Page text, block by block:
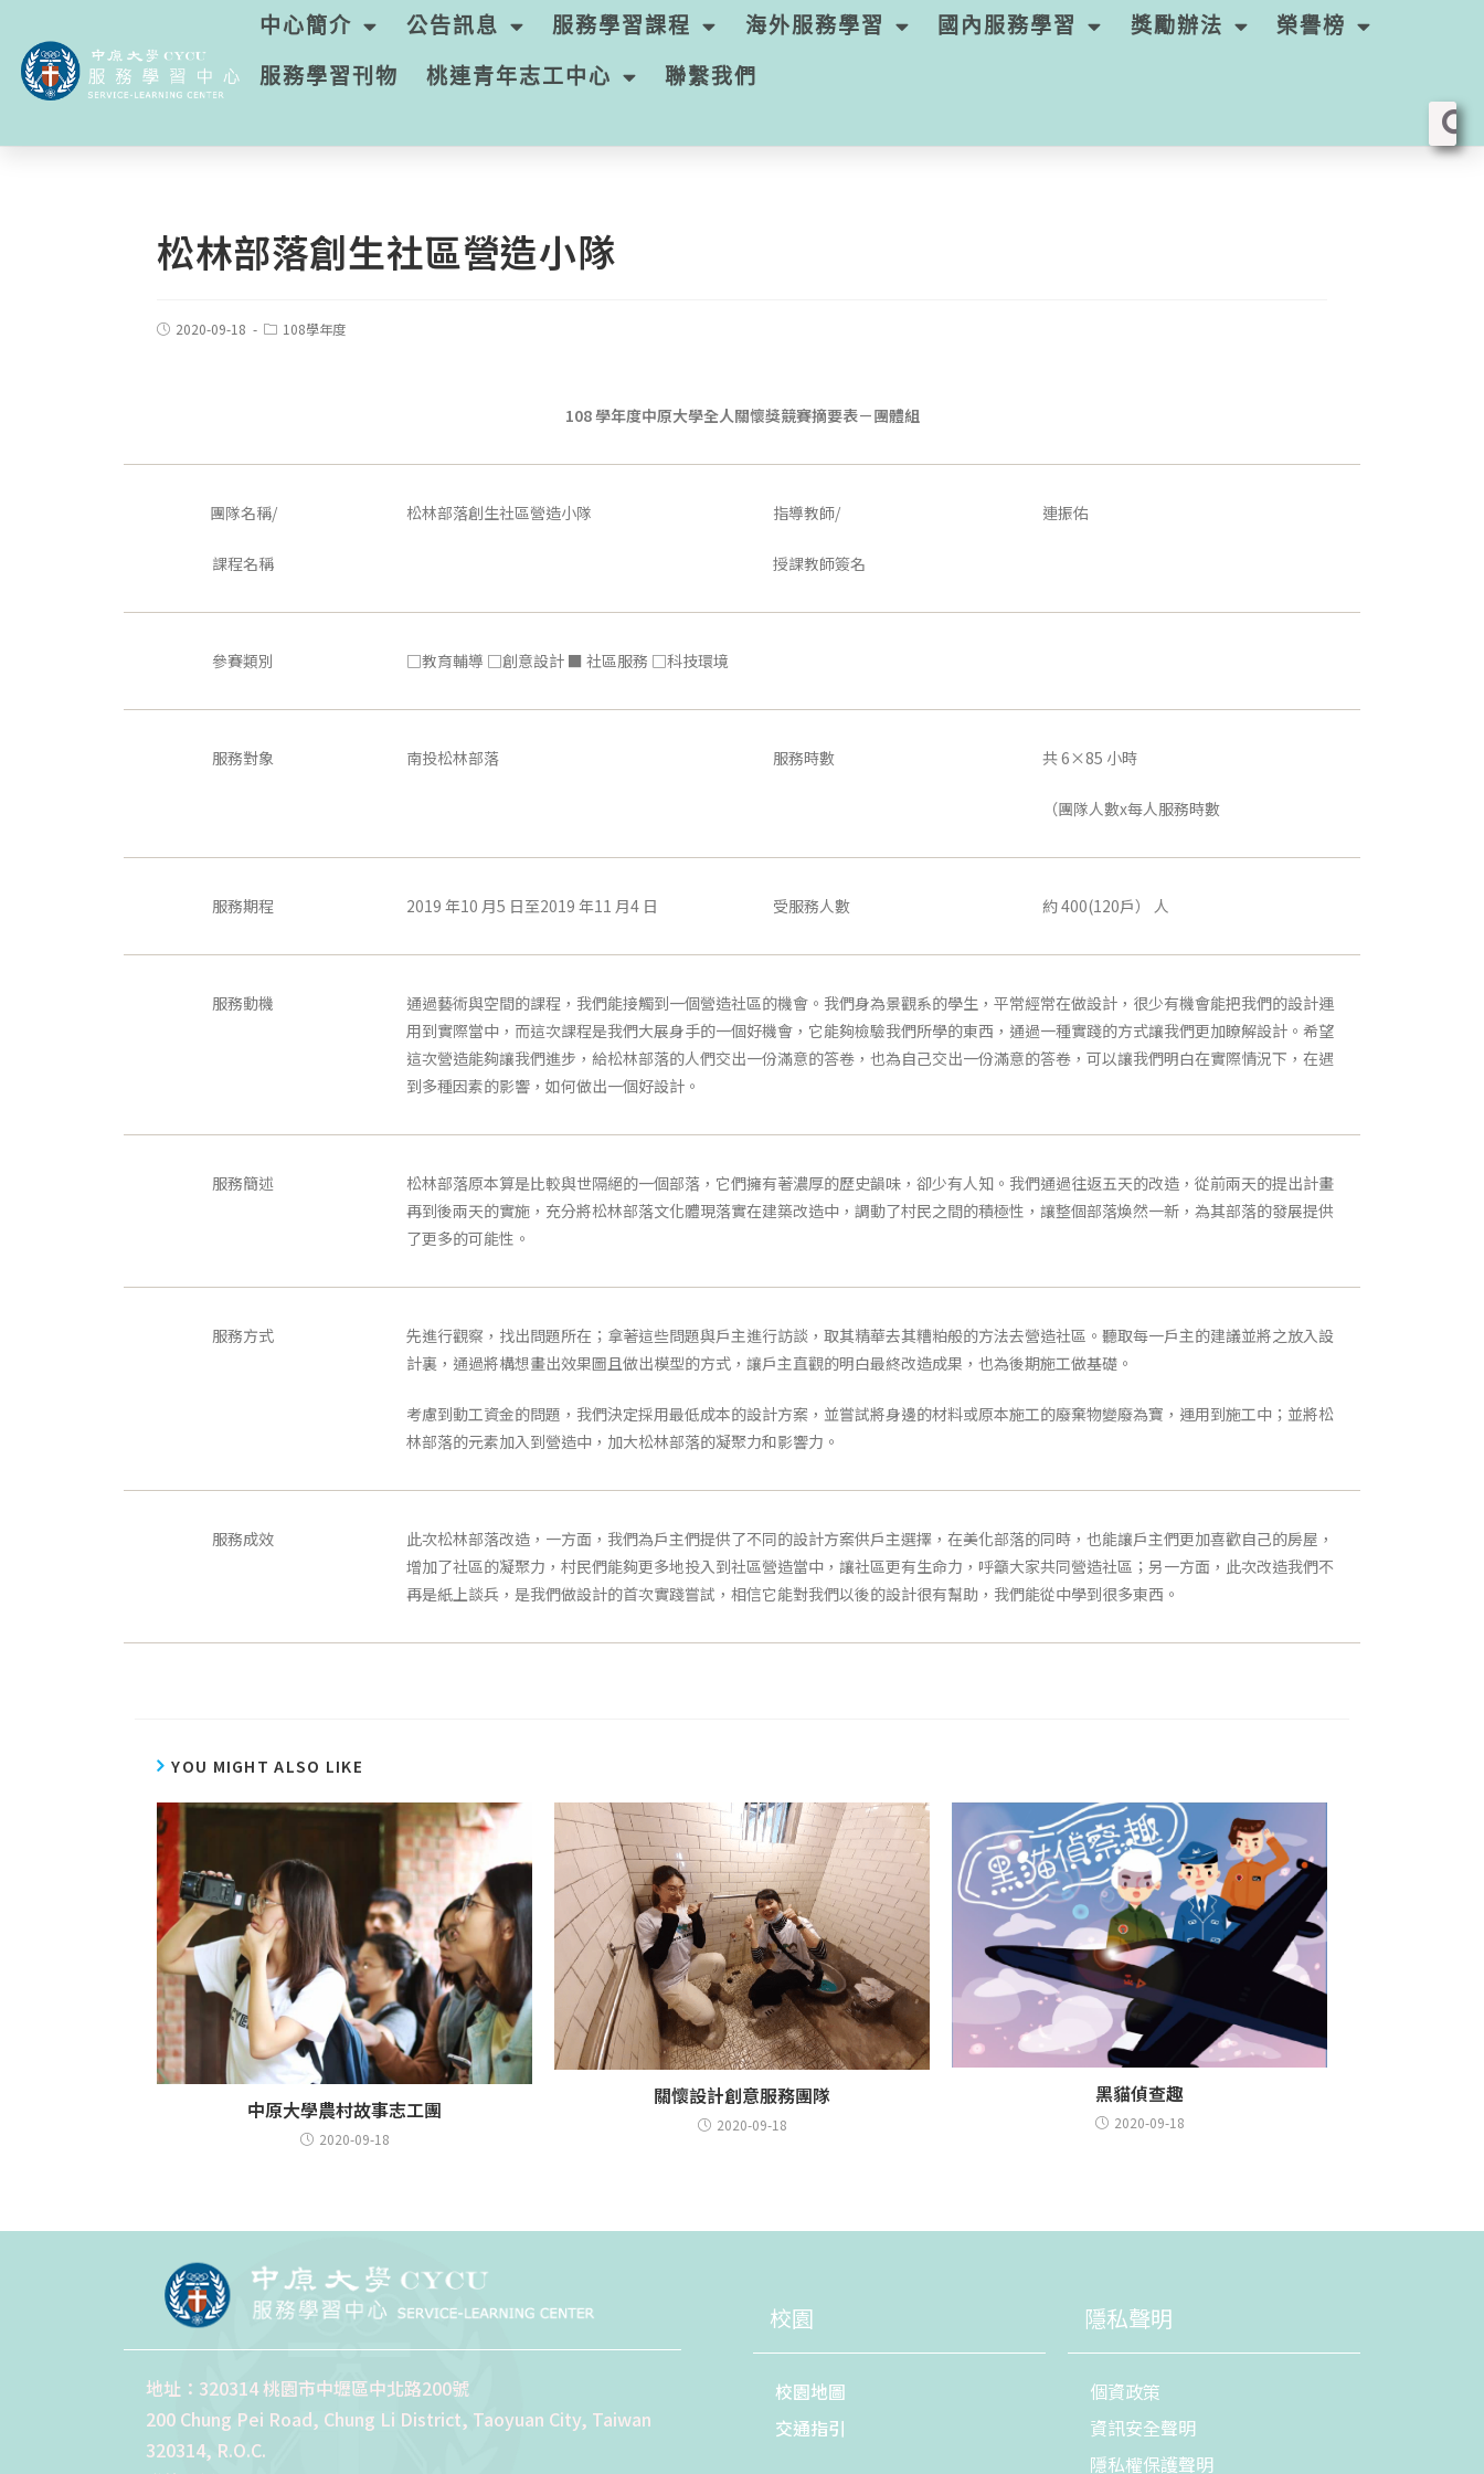
中心簡介 公告訊息 服務學習課程 海外服務學習 國內服務學習 獎勵辦法
榮譽榜
服務學習刊物
桃連青年志工中心 聯繫我們
松林部落創生社區營造小隊
2020-09-18 108學年度
108學年度中原大學全人關懷獎競賽摘要表－團體組
團隊名稱/
課程名稱
松林部落創生社區營造小隊 指導教師/
授課教師簽名
連振佑
參賽類別 □教育輔導 □創意設計 ■ 社區服務 □科技環境
服務對象 南投松林部落 服務時數 共 6×85 小時
（團隊人數x每人服務時數
服務期程 2019 年10 月5 日至2019 年11 月4 日 受服務人數 約 400(120戶） 人
服務動機
通過藝術與空間的課程，我們能接觸到一個營造社區的機會。我們身為景觀系的學生，平常經常在做設計，很少有機會能把我們的設計運
用到實際當中，而這次課程是我們大展身手的一個好機會，它能夠檢驗我們所學的東西，通過一種實踐的方式讓我們更加瞭解設計。希望
這次營造能夠讓我們進步，給松林部落的人們交出一份滿意的答卷，也為自己交出一份滿意的答卷，可以讓我們明白在實際情況下，在遇
到多種因素的影響，如何做出一個好設計。
服務簡述
松林部落原本算是比較與世隔絕的一個部落，它們擁有著濃厚的歷史韻味，卻少有人知。我們通過往返五天的改造，從前兩天的提出計畫
再到後兩天的實施，充分將松林部落文化體現落實在建築改造中，調動了村民之間的積極性，讓整個部落煥然一新，為其部落的發展提供
了更多的可能性。
服務方式
先進行觀察，找出問題所在；拿著這些問題與戶主進行訪談，取其精華去其糟粕般的方法去營造社區。聽取每一戶主的建議並將之放入設
計裏，通過將構想畫出效果圖且做出模型的方式，讓戶主直觀的明白最終改造成果，也為後期施工做基礎。
考慮到動工資金的問題，我們決定採用最低成本的設計方案，並嘗試將身邊的材料或原本施工的廢棄物變廢為寶，運用到施工中；並將松
林部落的元素加入到營造中，加大松林部落的凝聚力和影響力。
服務成效
此次松林部落改造，一方面，我們為戶主們提供了不同的設計方案供戶主選擇，在美化部落的同時，也能讓戶主們更加喜歡自己的房屋，
增加了社區的凝聚力，村民們能夠更多地投入到社區營造當中，讓社區更有生命力，呼籲大家共同營造社區；另一方面，此次改造我們不
再是紙上談兵，是我們做設計的首次實踐嘗試，相信它能對我們以後的設計很有幫助，我們能從中學到很多東西。
YOU MIGHT ALSO LIKE
中原大學農村故事志工團
2020-09-18
關懷設計創意服務團隊
2020-09-18
黑貓偵查趣
2020-09-18
地址：320314 桃園市中壢區中北路200號
200 Chung Pei Road, Chung Li District, Taoyuan City, Taiwan
320314, R.O.C.
校園
校園地圖
交通指引
隱私聲明
個資政策
資訊安全聲明
隱私權保護聲明